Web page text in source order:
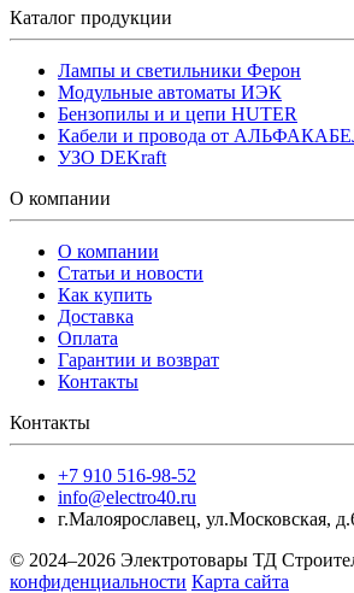
Каталог продукции
Лампы и светильники Ферон
Модульные автоматы ИЭК
Бензопилы и и цепи HUTER
Кабели и провода от
УЗО DEKraft
О компании
О компании
Статьи и новости
Как купить
Доставка
Оплата
Гарантии и возврат
Контакты
Контакты
+7 910 516-98-52
info@electro40.ru
г.Малоярославец, ул.Московская,
© 2024–2026 Электротовары ТД
конфиденциальности Карта сайта